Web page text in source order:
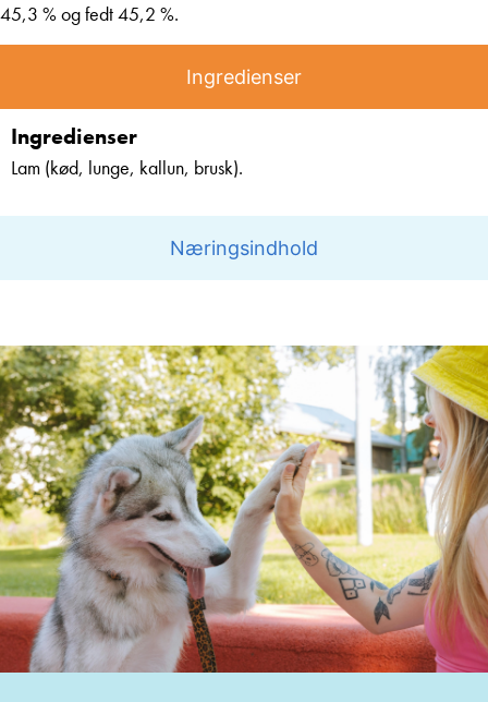
45,3 % og fedt 45,2 %.
Ingredienser
Næringsindhold
Ingredienser
Lam (kød, lunge, kallun, brusk).